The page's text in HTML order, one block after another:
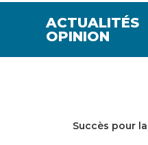
ACTUALITÉS
OPINION
Succès pour